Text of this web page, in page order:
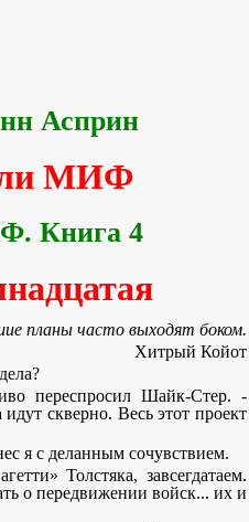
Асприн
МИФ
Книга 4
планы часто выходят боком.
Хитрый Койот
переспросил Шайк-Стер. -
скверно. Весь этот проект
я с деланным сочувствием.
Толстяка, завсегдатаем.
о передвижении войск... их и